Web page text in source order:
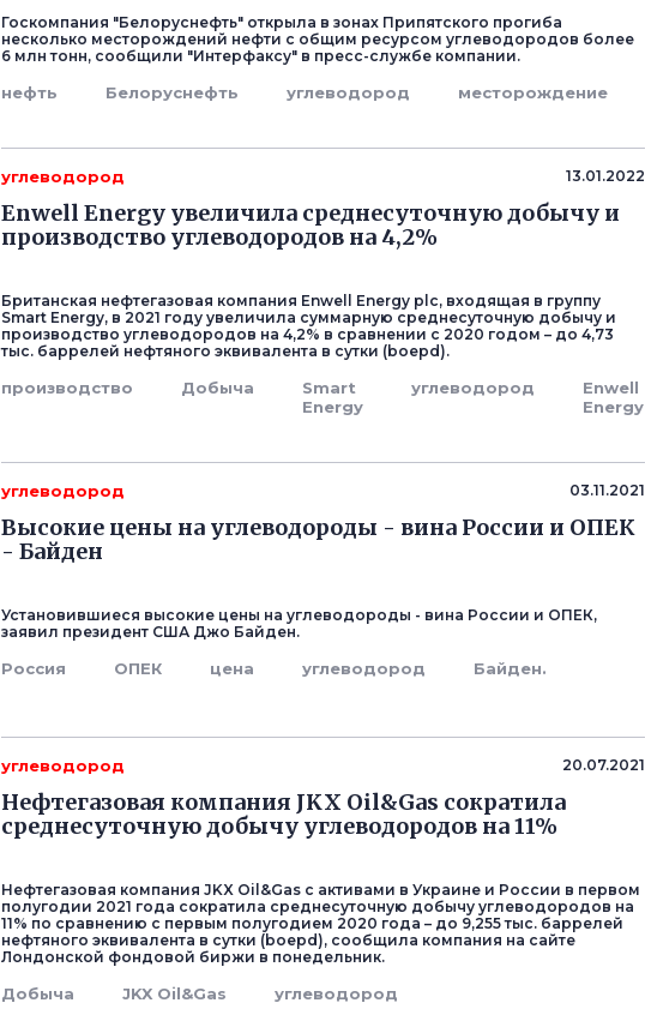
Госкомпания "Белоруснефть" открыла в зонах Припятского прогиба
несколько месторождений нефти с общим ресурсом углеводородов более
6 млн тонн, сообщили "Интерфаксу" в пресс-службе компании.
нефть Белоруснефть углеводород месторождение
углеводород 13.01.2022
Enwell Energy увеличила среднесуточную добычу и
производство углеводородов на 4,2%
Британская нефтегазовая компания Enwell Energy plc, входящая в группу
Smart Energy, в 2021 году увеличила суммарную среднесуточную добычу и
производство углеводородов на 4,2% в сравнении с 2020 годом – до 4,73
тыс. баррелей нефтяного эквивалента в сутки (boepd).
производство Добыча
Smart
Energy
углеводород
Enwell
Energy
углеводород 03.11.2021
Высокие цены на углеводороды - вина России и ОПЕК
- Байден
Установившиеся высокие цены на углеводороды - вина России и ОПЕК,
заявил президент США Джо Байден.
Россия ОПЕК цена углеводород Байден.
углеводород 20.07.2021
Нефтегазовая компания JKX Oil&Gas сократила
среднесуточную добычу углеводородов на 11%
Нефтегазовая компания JKX Oil&Gas с активами в Украине и России в первом
полугодии 2021 года сократила среднесуточную добычу углеводородов на
11% по сравнению с первым полугодием 2020 года – до 9,255 тыс. баррелей
нефтяного эквивалента в сутки (boepd), сообщила компания на сайте
Лондонской фондовой биржи в понедельник.
Добыча JKX Oil&Gas углеводород